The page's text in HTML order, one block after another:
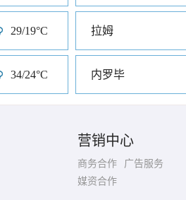
29/19°C 拉姆
34/24°C 内罗毕
营销中心
商务合作
广告服务
媒资合作